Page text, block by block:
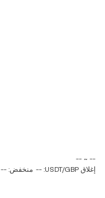
‏-- ~ ‎--‏
إغلاق USDT/GBP: --
منخفض: --